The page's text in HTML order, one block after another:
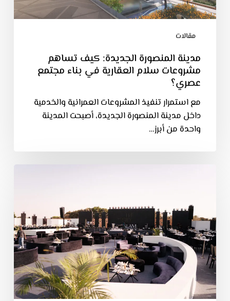
مقالات
مدينة المنصورة الجديدة: كيف تساهم
مشروعات سلام العقارية في بناء مجتمع
عصري؟
مع استمرار تنفيذ المشروعات العمرانية والخدمية
داخل مدينة المنصورة الجديدة، أصبحت المدينة
واحدة من أبرز…